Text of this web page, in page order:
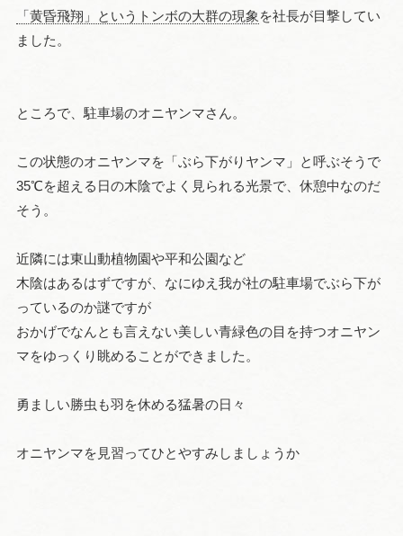
「黄昏飛翔」というトンボの大群の現象 を社長が目撃してい
ました。
ところで、駐車場のオニヤンマさん。
この状態のオニヤンマを「ぶら下がりヤンマ」と呼ぶそうで
35℃を超える日の木陰でよく見られる光景で、休憩中なのだ
そう。
近隣には東山動植物園や平和公園など
木陰はあるはずですが、なにゆえ我が社の駐車場でぶら下が
っているのか謎ですが
おかげでなんとも言えない美しい青緑色の目を持つオニヤン
マをゆっくり眺めることができました。
勇ましい勝虫も羽を休める猛暑の日々
オニヤンマを見習ってひとやすみしましょうか